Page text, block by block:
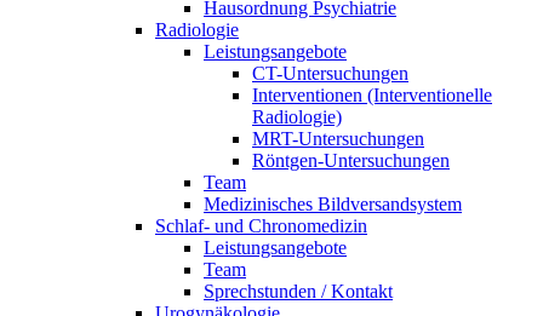
Hausordnung Psychiatrie
Radiologie
Leistungsangebote
CT-Untersuchungen
Interventionen (Interventionelle
Radiologie)
MRT-Untersuchungen
Röntgen-Untersuchungen
Team
Medizinisches Bildversandsystem
Schlaf- und Chronomedizin
Leistungsangebote
Team
Sprechstunden / Kontakt